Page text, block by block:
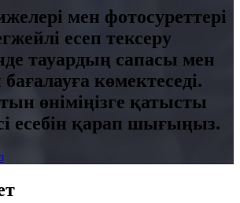
мен фотосуреттері
есеп тексеру
тауардың сапасы мен
бағалауға көмектеседі.
өніміңізге қатысты
есебін қарап шығыңыз.